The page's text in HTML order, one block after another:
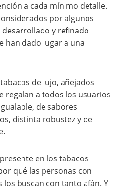
a cada mínimo detalle.
por algunos
y refinado
han dado lugar a una
de lujo, añejados
regalan a todos los usuarios
de sabores
distinta robustez y de
en los tabacos
qué las personas con
los buscan con tanto afán. Y